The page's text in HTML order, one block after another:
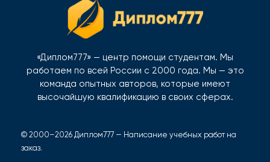
«Диплом777» — центр помощи студентам. Мы
работаем по всей России с 2000 года. Мы — это
команда опытных авторов, которые имеют
высочайшую квалификацию в своих сферах.
© 2000–2026 Диплом777 — Написание учебных работ на
заказ.